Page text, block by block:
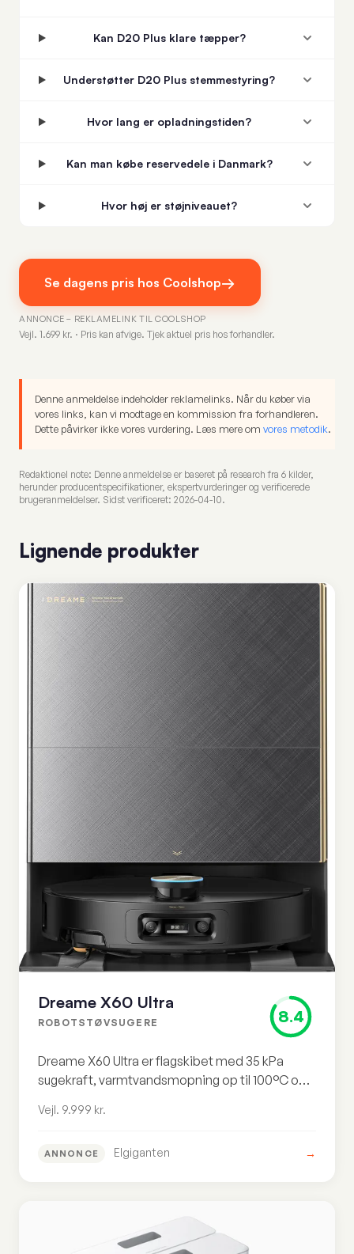
Kan D20 Plus klare tæpper?
Understøtter D20 Plus stemmestyring?
Hvor lang er opladningstiden?
Kan man købe reservedele i Danmark?
Hvor høj er støjniveauet?
Se dagens pris hos Coolshop→
ANNONCE – REKLAMELINK TIL COOLSHOP
Vejl. 1.699 kr. · Pris kan afvige. Tjek aktuel pris hos forhandler.
Denne anmeldelse indeholder reklamelinks. Når du køber via
vores links, kan vi modtage en kommission fra forhandleren.
Dette påvirker ikke vores vurdering. Læs mere om vores metodik.
Redaktionel note: Denne anmeldelse er baseret på research fra 6 kilder,
herunder producentspecifikationer, ekspertvurderinger og verificerede
brugeranmeldelser. Sidst verificeret: 2026-04-10.
Lignende produkter
Dreame X60 Ultra
ROBOTSTØVSUGERE 8.4
Dreame X60 Ultra er flagskibet med 35 kPa
sugekraft, varmtvandsmopning op til 100°C og
henseender, men til en vejl. pris på 9.999 kr.
Vejl. 9.999 kr.
ANNONCE Elgiganten →